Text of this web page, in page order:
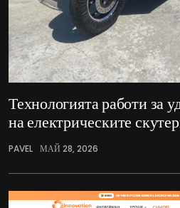
Технологията работи за
на електрическите
PAVEL МАЙ 28, 2026